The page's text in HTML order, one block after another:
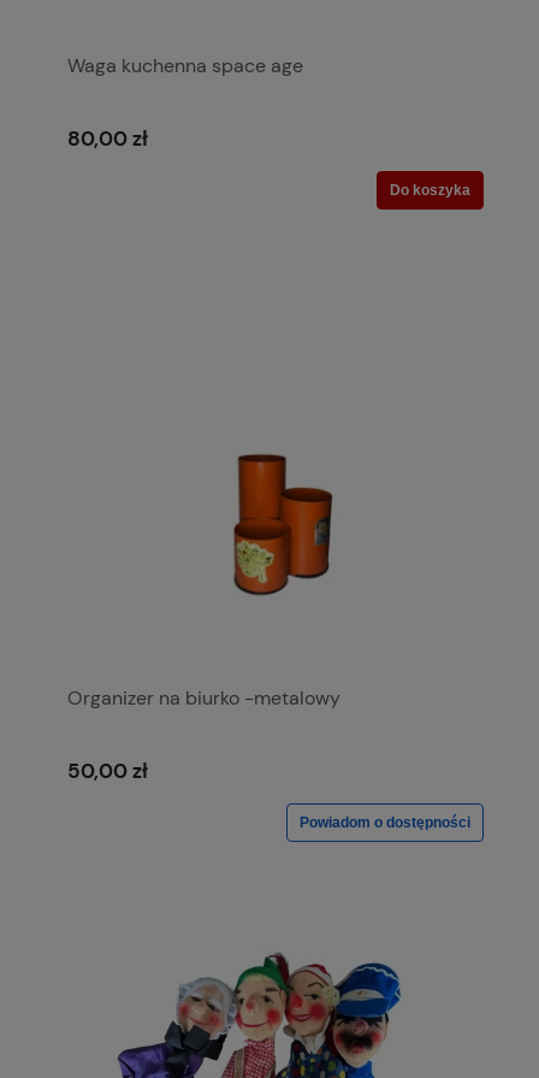
Waga kuchenna space age
80,00 zł
Do koszyka
Organizer na biurko -metalowy
50,00 zł
Powiadom o dostępności